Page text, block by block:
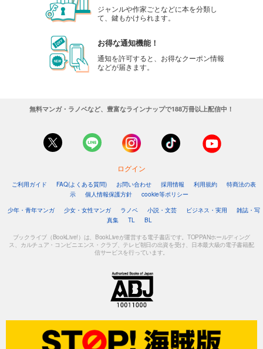
ジャンルや作家ごとなどに本を分類し
て、鍵もかけられます。
お得な通知機能！
通知を許可すると、お得なクーポン情報
などが届きます。
無料マンガ・ラノベなど、豊富なラインナップで188万冊以上配信中！
ログイン
ご利用ガイド FAQ(よくある質問) お問い合わせ 採用情報 利用規約
特商法の表
示
個人情報保護方針
cookie等ポリシー
少年・青年マンガ
少女・女性マンガ ラノベ 小説・文芸 ビジネス・実用
雑誌・写
真集
TL BL
ブックライブ（BookLive!）は、BookLiveが運営する電子書店です。TOPPANホールディング
ス、カルチュア・コンビニエンス・クラブ、テレビ朝日の出資を受け、日本最大級の電子書籍配
信サービスを行っています。